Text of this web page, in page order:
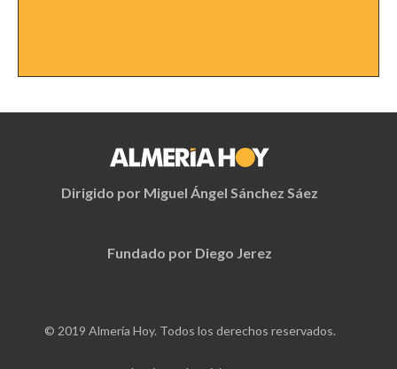
Dirigido por Miguel Ángel Sánchez Sáez
Fundado por Diego Jerez
© 2019 Almería Hoy. Todos los derechos reservados.